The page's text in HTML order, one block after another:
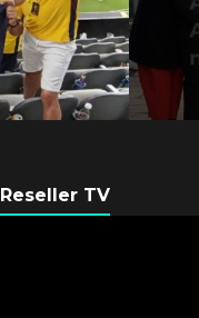
Argentina se
nueva sede
Reseller TV